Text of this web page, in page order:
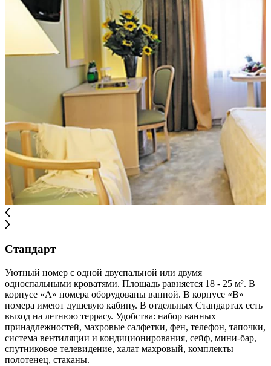
Стандарт
Уютный номер с одной двуспальной или двумя
односпальными кроватями. Площадь равняется 18 - 25 м². В
корпусе «А» номера оборудованы ванной. В корпусе «В»
номера имеют душевую кабину. В отдельных Стандартах есть
выход на летнюю террасу. Удобства: набор ванных
принадлежностей, махровые салфетки, фен, телефон, тапочки,
система вентиляции и кондиционирования, сейф, мини-бар,
спутниковое телевидение, халат махровый, комплекты
полотенец, стаканы.